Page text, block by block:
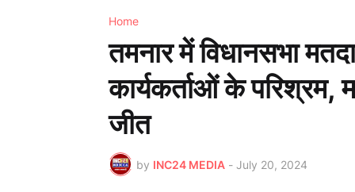
Home
तमनार में विधानसभा
कार्यकर्ताओं के परिश्रम,
जीत
by INC24 MEDIA - July 20, 2024